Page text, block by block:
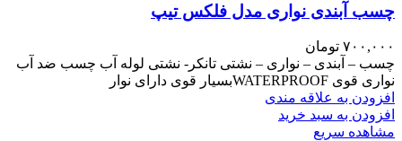
چسب آبندی نواری مدل فلکس تیپ
۷۰۰,۰۰۰ تومان
چسب – آبندی – نواری – نشتی تانکر- نشتی لوله آب چسب ضد آب
نواری قوی WATERPROOFبسیار قوی دارای نوار
افزودن به علاقه مندی
افزودن به سبد خرید
مشاهده سریع